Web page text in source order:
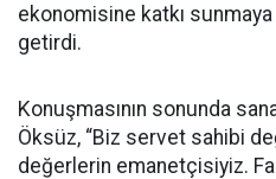
ekonomisine katkı
getirdi.
Konuşmasının sonunda
Öksüz, “Biz servet sahibi
değerlerin emanetçisiyiz.